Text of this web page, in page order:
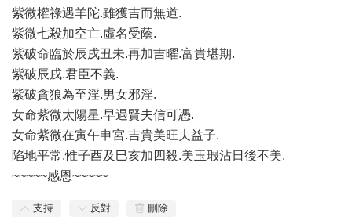
紫微權祿遇羊陀.雖獲吉而無道.
紫微七殺加空亡.虛名受蔭.
紫破命臨於辰戌丑未.再加吉曜.富貴堪期.
紫破辰戌.君臣不義.
紫破貪狼為至淫.男女邪淫.
女命紫微太陽星.早遇賢夫信可憑.
女命紫微在寅午申宮.吉貴美旺夫益子.
陷地平常.惟子酉及巳亥加四殺.美玉瑕沾日後不美.
~~~~~感恩~~~~~
支持 反對 刪除